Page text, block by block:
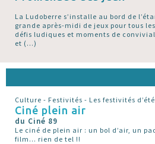
La Ludoberre s’installe au bord de
grande après-midi de jeux pour tous
défis ludiques et moments de
et (…)
Culture - Festivités - Les festivités d’été
Ciné plein air
du Ciné 89
Le ciné de plein air : un bol d’air, un
film... rien de tel !!